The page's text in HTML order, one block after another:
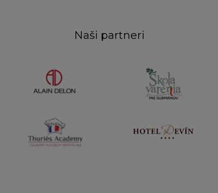
Naši partneri